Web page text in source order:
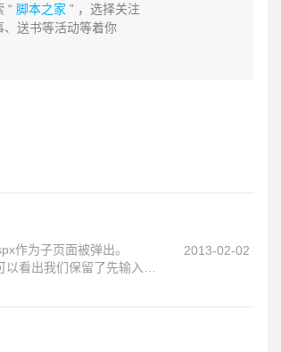
“ 脚本之家 ” ，选择关注
、送书等活动等着你
作为子页面被弹出。
看出我们保留了先输入到
2013-02-02